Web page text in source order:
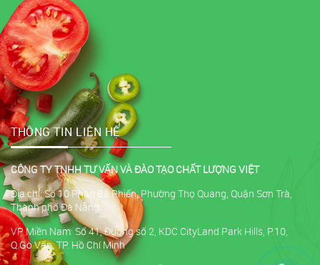
THÔNG TIN LIÊN HỆ
CÔNG TY TNHH TƯ VẤN VÀ ĐÀO TẠO CHẤT LƯỢNG VIỆT
Địa chỉ: Số 10 Phan Bá Phiến, Phường Thọ Quang, Quận Sơn Trà,
Thành phố Đà Nẵng
VP Miền Nam: Số 41, Đường số 2, KDC CityLand Park Hills, P.10,
Q.Gò Vấp, TP. Hồ Chí Minh